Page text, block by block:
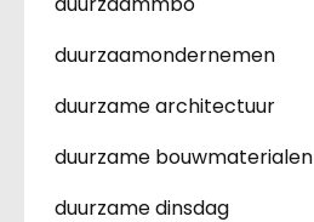
duurzaamondernemen
duurzame architectuur
duurzame bouwmaterialen
duurzame dinsdag